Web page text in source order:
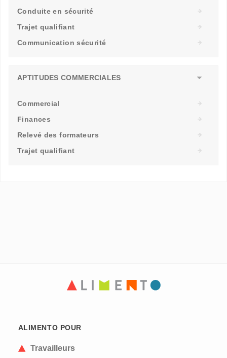
Conduite en sécurité
Trajet qualifiant
Communication sécurité
APTITUDES COMMERCIALES
Commercial
Finances
Relevé des formateurs
Trajet qualifiant
ALIMENTO POUR
Travailleurs